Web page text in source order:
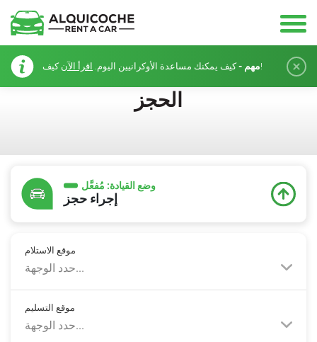
مهم -كيف يمكنك مساعدة الأوكرانيين اليوم. اقرأ الآن كيف!
الحجز
وضع القيادة: مُفعَّل
إجراء حجز
موقع الاستلام
حدد الوجهة...
موقع التسليم
حدد الوجهة...